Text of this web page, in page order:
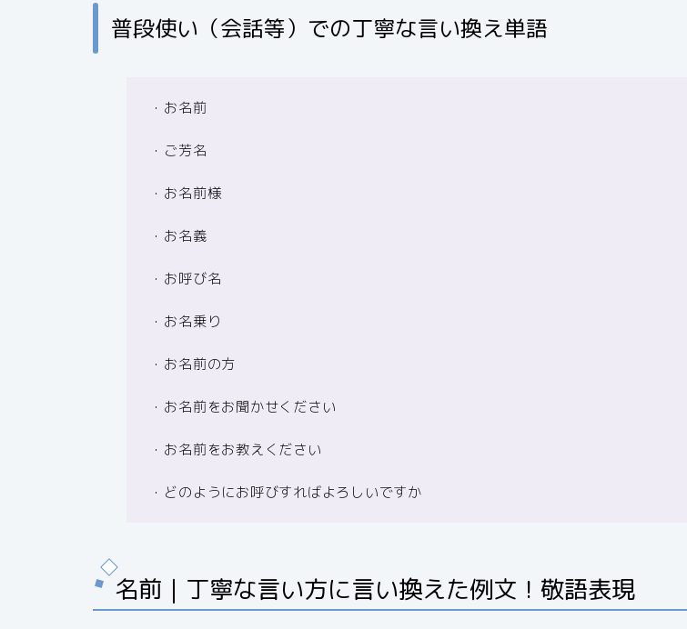
普段使い（会話等）での丁寧な言い換え単語
・お名前
・ご芳名
・お名前様
・お名義
・お呼び名
・お名乗り
・お名前の方
・お名前をお聞かせください
・お名前をお教えください
・どのようにお呼びすればよろしいですか
名前｜丁寧な言い方に言い換えた例文！敬語表現